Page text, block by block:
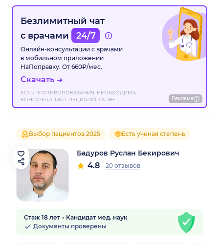
Безлимитный чат
с врачами
24/7
Онлайн-консультации с врачами
в мобильном приложении
НаПоправку. От 660₽/мес.
Скачать
ЕСТЬ ПРОТИВОПОКАЗАНИЯ. НЕОБХОДИМА
КОНСУЛЬТАЦИЯ СПЕЦИАЛИСТА. 18+
Реклама
Выбор пациентов 2025 Есть ученая степень
Бадуров Руслан Бекирович
4.8 20 отзывов
Стаж 18 лет
Кандидат мед. наук
Документы проверены